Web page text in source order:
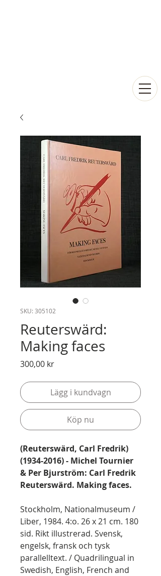
SKU: 305102
Reuterswärd:
Making faces
300,00 krPris
Lägg i kundvagn
Köp nu
(Reuterswärd, Carl Fredrik)
(1934-2016) - Michel Tournier
& Per Bjurström: Carl Fredrik
Reuterswärd. Making faces.
Stockholm, Nationalmuseum /
Liber, 1984. 4:o. 26 x 21 cm. 180
sid. Rikt illustrerad. Svensk,
engelsk, fransk och tysk
parallelltext. / Quadrilingual in
Swedish, English, French and